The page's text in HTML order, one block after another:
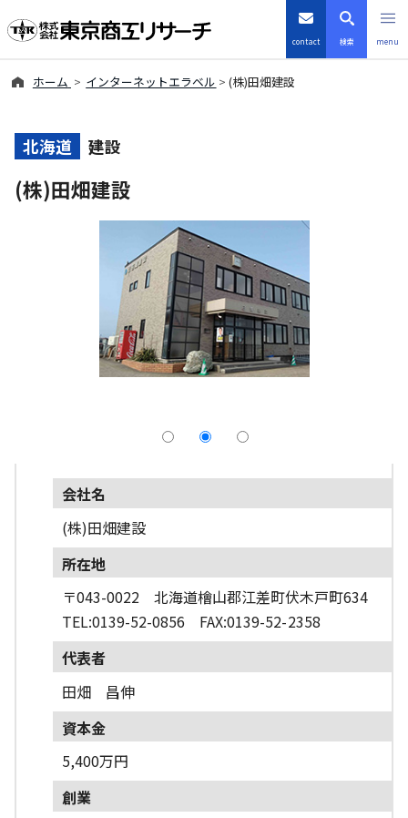
contact 検索 menu
優良企業サイト
会社案内
商品・サービス
導入事例
採用情報
よくあるご質問
English
ホーム インターネットエラベル (株)田畑建設
北海道 建設
(株)田畑建設
会社名
(株)田畑建設
所在地
〒043-0022 北海道檜山郡江差町伏木戸町634
TEL:0139-52-0856 FAX:0139-52-2358
代表者
田畑 昌伸
資本金
5,400万円
創業